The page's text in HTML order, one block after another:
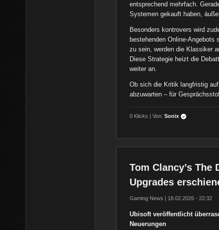
entsprechend mehrfach.
Systemen gekauft haben,
Besonders kontrovers wird
bestehenden Online-
zu sein, werden die Klassiker
Diese Strategie heizt die
weiter an.
Ob sich die Kritik langfristig
abzuwarten – für
0 Klicks | Von:Sonix
Tom Clancy’s
Upgrades
Gaming News | 18.02.2026 - 22:32
Ubisoft veröffentlicht
Neuerungen